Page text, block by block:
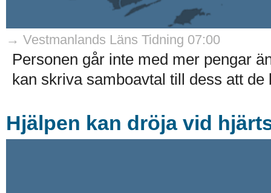
→ Vestmanlands Läns Tidning 07:00
Personen går inte med mer pengar
kan skriva samboavtal till dess att
Hjälpen kan dröja vid